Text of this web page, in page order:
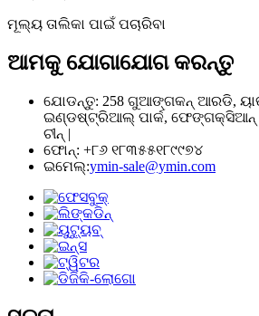
ମୂଲ୍ୟ ତାଲିକା ପାଇଁ ପଚାରିବା
ଆମକୁ ଯୋଗାଯୋଗ କରନ୍ତୁ
ଯୋଡନ୍ତୁ: 258 ଗୁଆଙ୍ଗକନ୍ ଆରଡି,
ଇଣ୍ଡଷ୍ଟ୍ରିଆଲ୍ ପାର୍କ, ଫେଙ୍ଗକ୍ସିଆନ୍
ଚୀନ୍ |
ଫୋନ୍: +୮୬ ୧୮୩୫୫୧୮୯୯୭୪
ଇମେଲ୍:ymin-sale@ymin.com